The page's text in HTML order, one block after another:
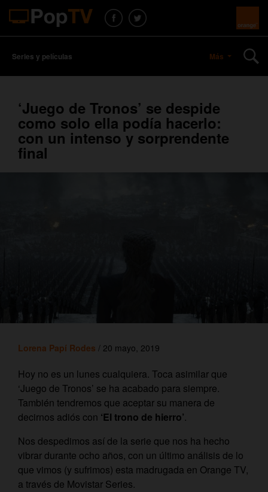
Series y películas Más
‘Juego de Tronos’ se despide
como solo ella podía hacerlo:
con un intenso y sorprendente
final
Lorena Papí Rodes / 20 mayo, 2019
Hoy no es un lunes cualquiera. Toca asimilar que
‘Juego de Tronos’ se ha acabado para siempre.
También tendremos que aceptar su manera de
decirnos adiós con ‘El trono de hierro’.
Nos despedimos así de la serie que nos ha hecho
vibrar durante ocho años, con un último análisis de lo
que vimos (y sufrimos) esta madrugada en Orange TV,
a través de Movistar Series.